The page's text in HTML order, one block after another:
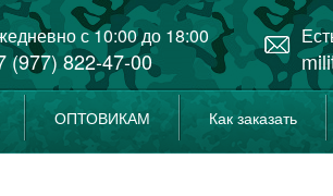
с 10:00 до 18:00
(977) 822-47-00
ОПТОВИКАМ Как заказать